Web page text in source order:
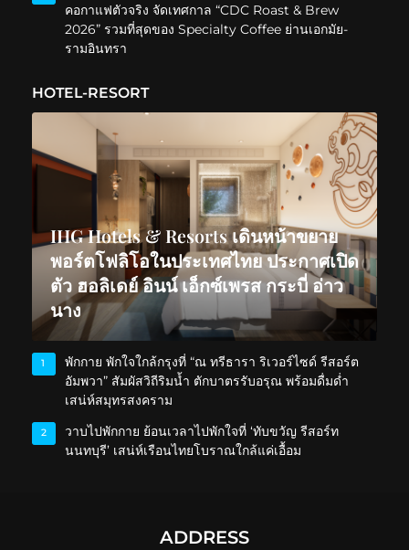
คอกาแฟตัวจริง จัดเทศกาล “CDC Roast & Brew
2026” รวมที่สุดของ Specialty Coffee ย่านเอกมัย-
รามอินทรา
HOTEL-RESORT
IHG Hotels & Resorts เดินหน้าขยาย
พอร์ตโฟลิโอในประเทศไทย ประกาศเปิด
ตัว ฮอลิเดย์ อินน์ เอ็กซ์เพรส กระบี่ อ่าว
นาง
1
พักกาย พักใจใกล้กรุงที่ “ณ ทรีธารา ริเวอร์ไซด์ รีสอร์ต
อัมพวา” สัมผัสวิถีริมน้ำ ตักบาตรรับอรุณ พร้อมดื่มด่ำ
เสน่ห์สมุทรสงคราม
2
วาบไปพักกาย ย้อนเวลาไปพักใจที่ ‘ทับขวัญ รีสอร์ท
นนทบุรี’ เสน่ห์เรือนไทยโบราณใกล้แค่เอื้อม
ADDRESS